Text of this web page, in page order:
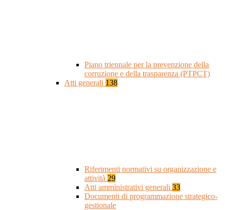
Piano triennale per la prevenzione della
corruzione e della trasparenza (PTPCT)
Atti generali 138
Riferimenti normativi su organizzazione e
attività 29
Atti amministrativi generali 33
Documenti di programmazione strategico-
gestionale